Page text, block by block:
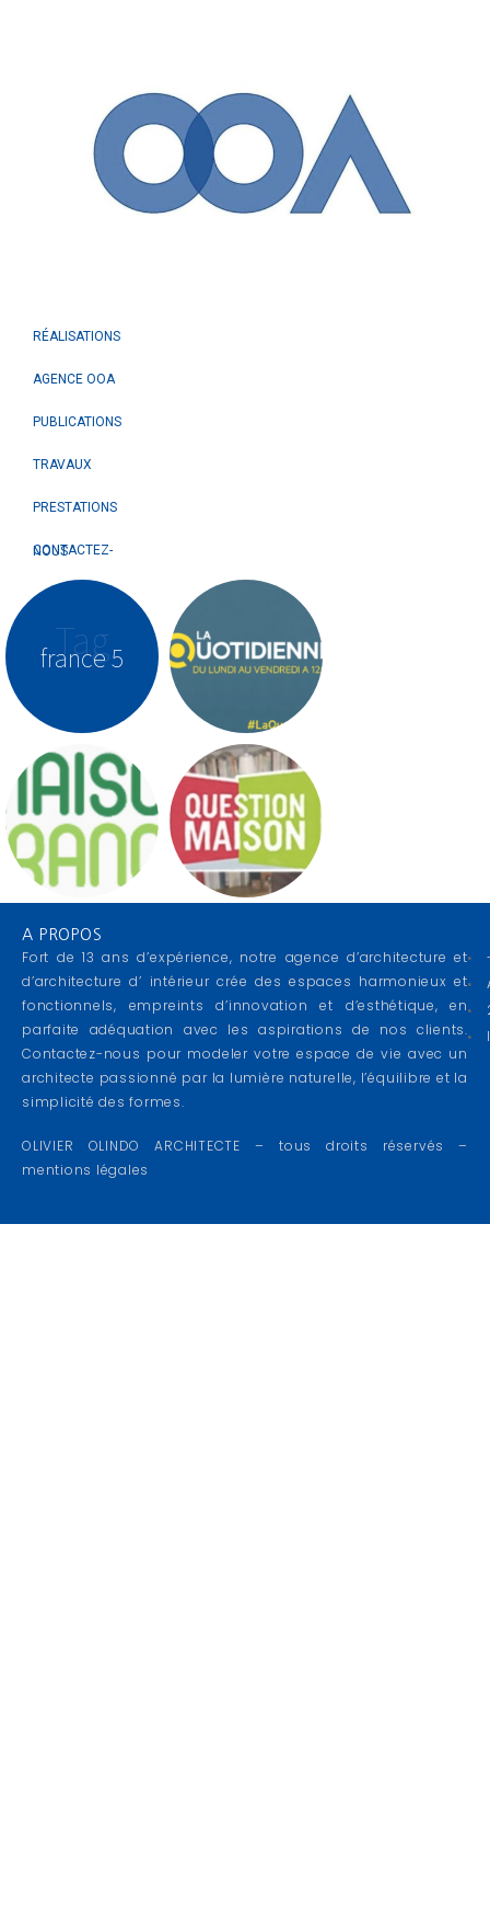
RÉALISATIONS
AGENCE OOA
PUBLICATIONS
TRAVAUX
PRESTATIONS
CONTACTEZ-NOUS
Tag
france 5
A PROPOS
Fort de 13 ans d’expérience, notre agence d’architecture et
d’architecture d’ intérieur crée des espaces harmonieux et
fonctionnels, empreints d’innovation et d’esthétique, en
parfaite adéquation avec les aspirations de nos clients.
Contactez-nous pour modeler votre espace de vie avec un
architecte passionné par la lumière naturelle, l’équilibre et la
simplicité des formes.
OLIVIER OLINDO ARCHITECTE – tous droits réservés –
mentions légales